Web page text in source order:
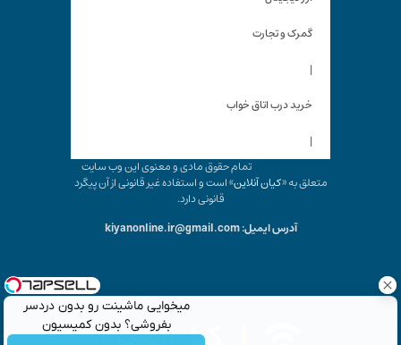
میخوایی ماشینت رو بدون دردسر
بفروشی؟ بدون کمیسیون
گمرک و تجارت
|
خرید درب اتاق خواب
|
تمام حقوق مادی و معنوی این وب سایت
متعلق به «کیان آنلاین» است و استفاده غیر قانونی از آن پیگرد
قانونی دارد.
آدرس ایمیل: kiyanonline.ir@gmail.com